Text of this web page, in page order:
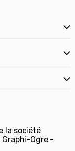
la société
Graphi-Ogre -